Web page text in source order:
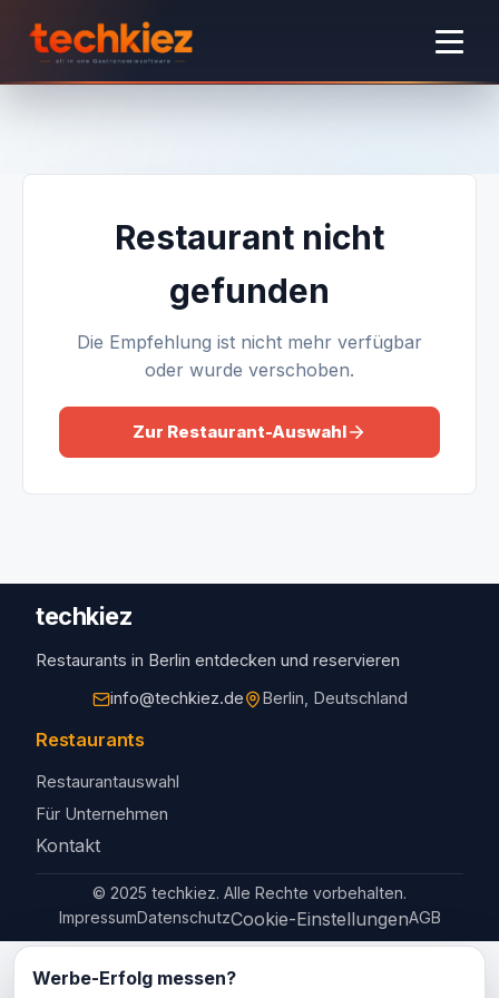
Restaurant nicht
gefunden
Die Empfehlung ist nicht mehr verfügbar
oder wurde verschoben.
Zur Restaurant-Auswahl
techkiez
Restaurants in Berlin entdecken und reservieren
info@techkiez.de
Berlin, Deutschland
Restaurants
Restaurantauswahl
Für Unternehmen
Kontakt
© 2025 techkiez. Alle Rechte vorbehalten.
ImpressumDatenschutzCookie-EinstellungenAGB
Werbe-Erfolg messen?